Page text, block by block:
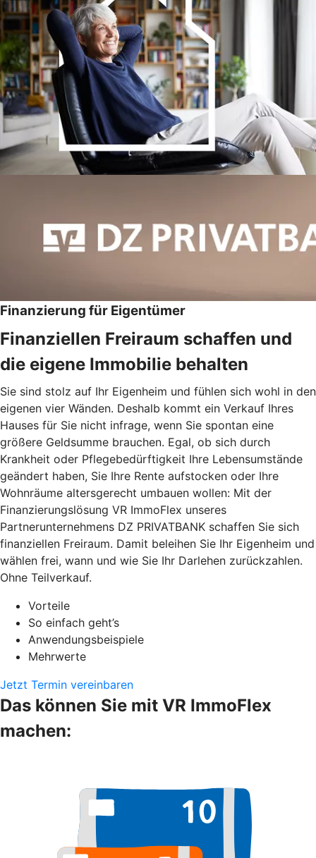
Finanzierung für Eigentümer
Finanziellen Freiraum schaffen und
die eigene Immobilie behalten
Sie sind stolz auf Ihr Eigenheim und fühlen sich wohl in den
eigenen vier Wänden. Deshalb kommt ein Verkauf Ihres
Hauses für Sie nicht infrage, wenn Sie spontan eine
größere Geldsumme brauchen. Egal, ob sich durch
Krankheit oder Pflegebedürftigkeit Ihre Lebensumstände
geändert haben, Sie Ihre Rente aufstocken oder Ihre
Wohnräume altersgerecht umbauen wollen: Mit der
Finanzierungslösung VR ImmoFlex unseres
Partnerunternehmens DZ PRIVATBANK schaffen Sie sich
finanziellen Freiraum. Damit beleihen Sie Ihr Eigenheim und
wählen frei, wann und wie Sie Ihr Darlehen zurückzahlen.
Ohne Teilverkauf.
Vorteile
So einfach geht’s
Anwendungsbeispiele
Mehrwerte
Jetzt Termin vereinbaren
Das können Sie mit VR ImmoFlex
machen: